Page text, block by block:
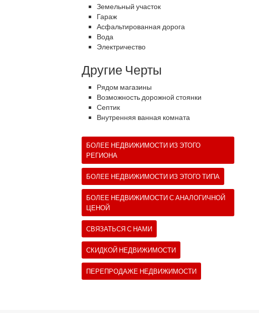
Земельный участок
Гараж
Асфальтированная дорога
Вода
Электричество
Другие Черты
Рядом магазины
Возможность дорожной стоянки
Септик
Внутренняя ванная комната
БОЛЕЕ НЕДВИЖИМОСТИ ИЗ ЭТОГО
РЕГИОНА
БОЛЕЕ НЕДВИЖИМОСТИ ИЗ ЭТОГО ТИПА
БОЛЕЕ НЕДВИЖИМОСТИ С АНАЛОГИЧНОЙ
ЦЕНОЙ
СВЯЗАТЬСЯ С НАМИ
СКИДКОЙ НЕДВИЖИМОСТИ
ПЕРЕПРОДАЖЕ НЕДВИЖИМОСТИ